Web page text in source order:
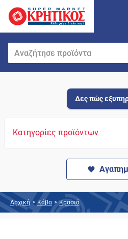
Δες πώς
Κατηγορίες προϊόντων
Αρχική > Κάβα > Κρασιά